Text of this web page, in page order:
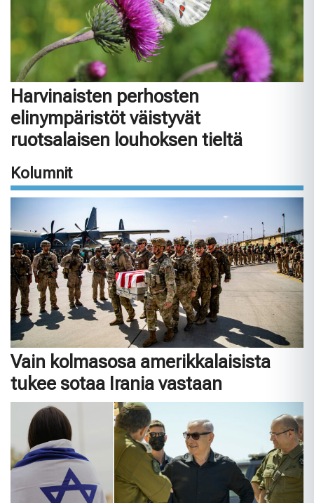
Harvinaisten perhosten
elinympäristöt väistyvät
ruotsalaisen louhoksen tieltä
Kolumnit
Vain kolmasosa amerikkalaisista
tukee sotaa Irania vastaan